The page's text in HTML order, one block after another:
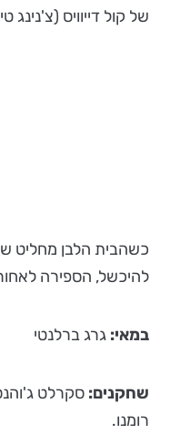
של קול דייוויס (צ'נינג
כשהבית הלבן מחליט
להיכשל, הספירה
במאי: גרג ברלנטי
שחקנים: סקרלט
רומנו.